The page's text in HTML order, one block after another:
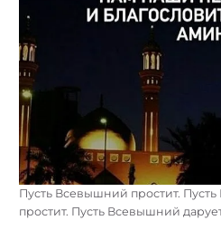
Пусть Всевышний простит.
простит. Пусть Всевышний